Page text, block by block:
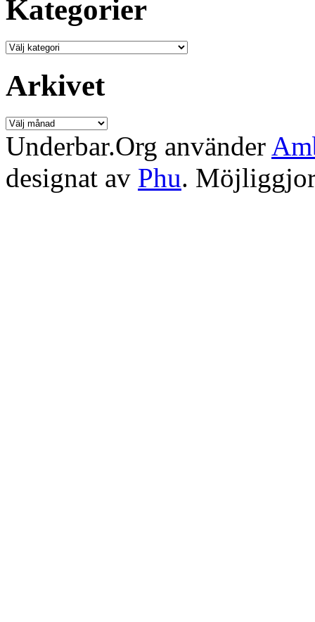
Kategorier
Kategorier
Arkivet
Arkivet
Underbar.Org använder
designat av Phu.